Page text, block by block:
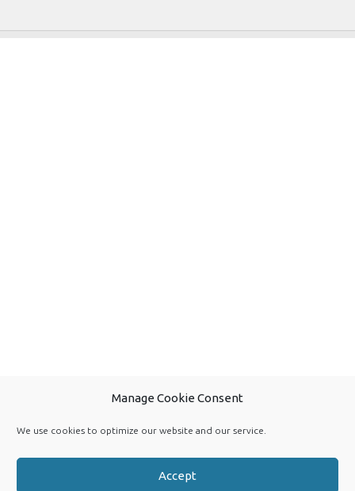
Manage Cookie Consent
We use cookies to optimize our website and our service.
Accept
Get Lost Safely © 2026. All Rights Reserved.